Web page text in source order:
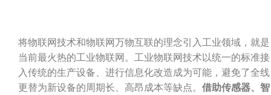
将物联网技术和物联网万物互联的理念引入工业领域，就是
当前最火热的工业物联网。工业物联网技术以统一的标准接
入传统的生产设备、进行信息化改造成为可能，避免了全线
更替为新设备的周期长、高昂成本等缺点。 借助传感器、智